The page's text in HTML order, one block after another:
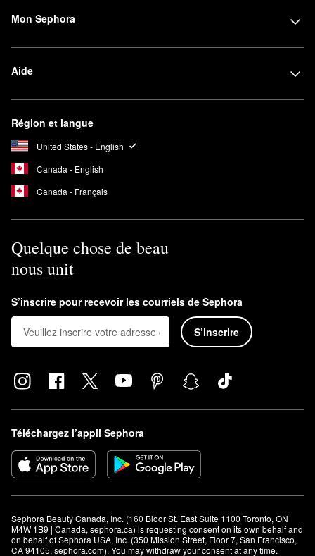
Mon Sephora
Aide
Région et langue
United States - English
Canada - English
Canada - Français
Quelque chose de beau
nous unit
S’inscrire pour recevoir les courriels de Sephora
S’inscrire
Téléchargez l’appli Sephora
Sephora Beauty Canada, Inc. (160 Bloor St. East Suite 1100 Toronto, ON
M4W 1B9 | Canada, sephora.ca) is requesting consent on its own behalf and
on behalf of Sephora USA, Inc. (350 Mission Street, Floor 7, San Francisco,
CA 94105, sephora.com). You may withdraw your consent at any time.